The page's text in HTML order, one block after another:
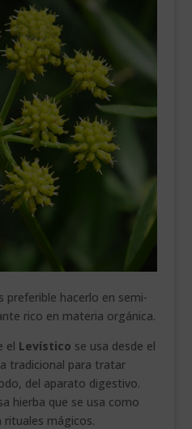
preferible hacerlo en semi-
rico en materia orgánica.
el Levístico se usa desde el
tradicional para tratar
del aparato digestivo.
hierba que se usa como
rituales mágicos.